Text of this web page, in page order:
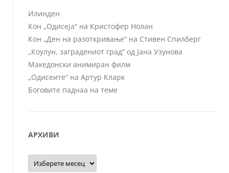
Илинден
Кон „Одисеја“ на Кристофер Нолан
Кон „Ден на разоткривање“ на Стивен Спилберг
„Коулун, заградениот град“ од Јана Узунова
Македонски анимиран филм
„Одисеите“ на Артур Кларк
Боговите паднаа на теме
АРХИВИ
Архиви